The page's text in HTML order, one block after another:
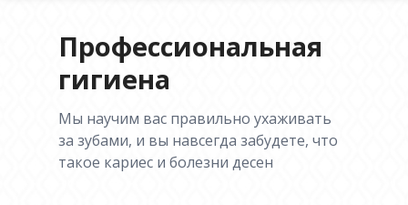
УСЛУГИ
Профессиональная
гигиена
Мы научим вас правильно ухаживать
за зубами, и вы навсегда забудете, что
такое кариес и болезни десен